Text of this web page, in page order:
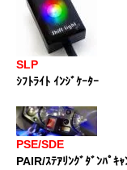
SLP
ｼﾌﾄﾗｲﾄ ｲﾝｼﾞｹｰﾀｰ
PSE/SDE
PAIR/ｽﾃｱﾘﾝｸﾞﾀﾞﾝﾊﾟｷｬ